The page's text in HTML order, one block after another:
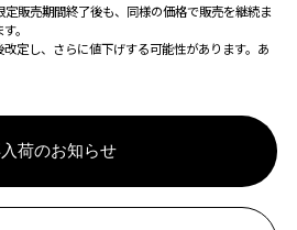
販売期間終了後も、同様の価格で販売を継続ま
。
定し、さらに値下げする可能性があります。あ
荷のお知らせ